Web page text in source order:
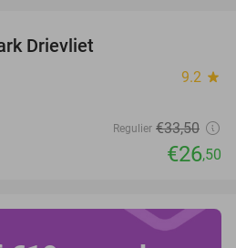
Drievliet
9.2 star
Regulier €33,50
€26,50